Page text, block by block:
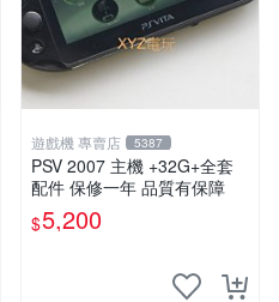
遊戲機 專賣店 5387
PSV 2007 主機 +32G+全套
配件 保修一年 品質有保障
$5,200